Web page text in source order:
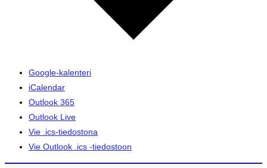
Google-kalenteri
iCalendar
Outlook 365
Outlook Live
Vie .ics-tiedostona
Vie Outlook .ics -tiedostoon